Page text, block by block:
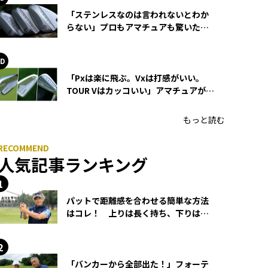
「ステンレスなのは言われないとわか
らない」プロもアマチュアも驚いた
「Pxは楽に飛ぶ。Vxは打感がいい。
TOUR Vはカッコいい」アマチュアが選
もっと読む
気記事ランキング
パットで距離感を合わせる簡単な方法
はコレ！ 上りは長く持ち、下りは短
「バンカーから全部出た！」フォーテ